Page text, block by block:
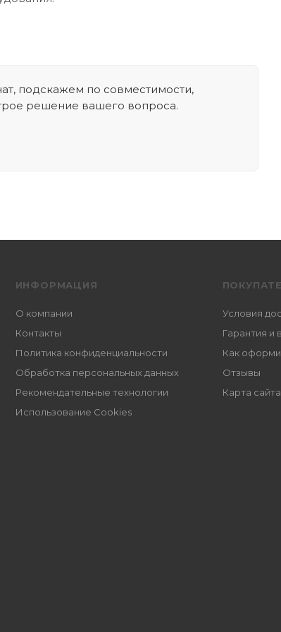
подскажем по совместимости,
решение вашего вопроса.
ИНФОРМАЦИЯ
О компании
Контакты
Политика конфиденциальности
Обработка персональных данных
Рекомендательные технологии
Использование Cookies
Условия
Гарантия и
Как
Отзывы
Карта сайта